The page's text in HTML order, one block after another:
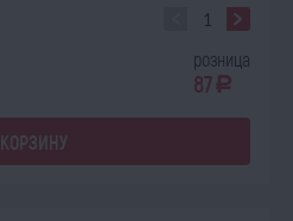
розница
87a